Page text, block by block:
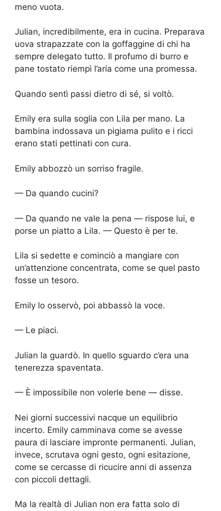
meno vuota.
Julian, incredibilmente, era in cucina. Preparava
uova strapazzate con la goffaggine di chi ha
sempre delegato tutto. Il profumo di burro e
pane tostato riempì l’aria come una promessa.
Quando sentì passi dietro di sé, si voltò.
Emily era sulla soglia con Lila per mano. La
bambina indossava un pigiama pulito e i ricci
erano stati pettinati con cura.
Emily abbozzò un sorriso fragile.
— Da quando cucini?
— Da quando ne vale la pena — rispose lui, e
porse un piatto a Lila. — Questo è per te.
Lila si sedette e cominciò a mangiare con
un’attenzione concentrata, come se quel pasto
fosse un tesoro.
Emily lo osservò, poi abbassò la voce.
— Le piaci.
Julian la guardò. In quello sguardo c’era una
tenerezza spaventata.
— È impossibile non volerle bene — disse.
Nei giorni successivi nacque un equilibrio
incerto. Emily camminava come se avesse
paura di lasciare impronte permanenti. Julian,
invece, scrutava ogni gesto, ogni esitazione,
come se cercasse di ricucire anni di assenza
con piccoli dettagli.
Ma la realtà di Julian non era fatta solo di